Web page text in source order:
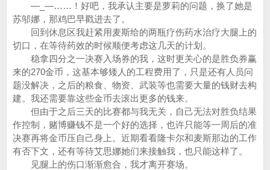
—_—……！好吧，我承认主要是萝莉的问题，换了她是
苏邬娜，那鸡巴早戳进去了。
回到休息区我赶紧用麦斯给的两瓶疗伤药水治疗大腿上的
切口，在等待药效的时候顺便考虑这几天的计划。
稳拿四分之一决赛入场券的我，这时更关心的是胜负券赢
来的270金币，这基本够矮人的工程费用了，只是还有人员问
题没解决，之后的粮食、物资、武装等也需要大量的钱财去构
建。我还需要靠这些金币去滚出更多的钱来。
但由于之后三天的比赛都与我无关，自己无法对胜负结果
作控制，赌博赚钱不是一个好的选择，也许只能等一周后的准
决赛再将金币压自己身上。近期看看隆卡尔和麦斯那边的工作
有否下文，还有等待艾思娜她们来接触我，也只能这样了。
见腿上的伤口渐渐愈合，我才离开赛场。